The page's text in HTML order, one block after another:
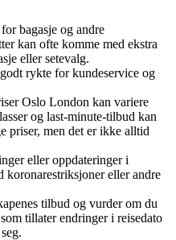
bagasje og andre
kan ofte komme med ekstra
eller setevalg.
rykte for kundeservice og
Oslo London kan variere
og last-minute-tilbud kan
priser, men det er ikke alltid
eller oppdateringer i
koronarestriksjoner eller andre
tilbud og vurder om du
tillater endringer i reisedato